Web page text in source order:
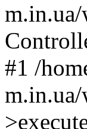
#1 /